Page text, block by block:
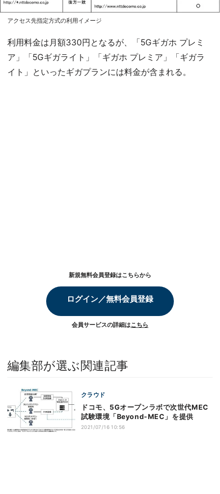
アクセス先指定方式の利用イメージ
利用料金は月額330円となるが、「5Gギガホ プレミ
ア」「5Gギガライト」「ギガホ プレミア」「ギガラ
イト」といったギガプランには料金が含まれる。
新規無料会員登録はこちらから
ログイン／無料会員登録
会員サービスの詳細はこちら
編集部が選ぶ関連記事
クラウド
ドコモ、5Gオープンラボで次世代MEC
試験環境「Beyond-MEC」を提供
2021/07/16 10:56